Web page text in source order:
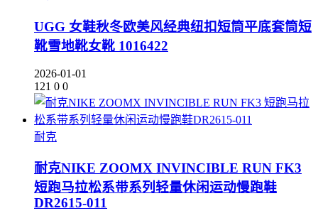
UGG 女鞋秋冬欧美风经典纽扣短筒平底套筒短
靴雪地靴女靴 1016422
2026-01-01
121 0 0
耐克
耐克NIKE ZOOMX INVINCIBLE RUN FK3
短跑马拉松系带系列轻量休闲运动慢跑鞋
DR2615-011